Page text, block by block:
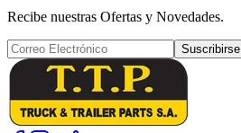
Recibe nuestras Ofertas y Novedades.
Suscribirse